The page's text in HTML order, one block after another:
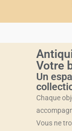
Votre
Un
Chaque
Vous ne